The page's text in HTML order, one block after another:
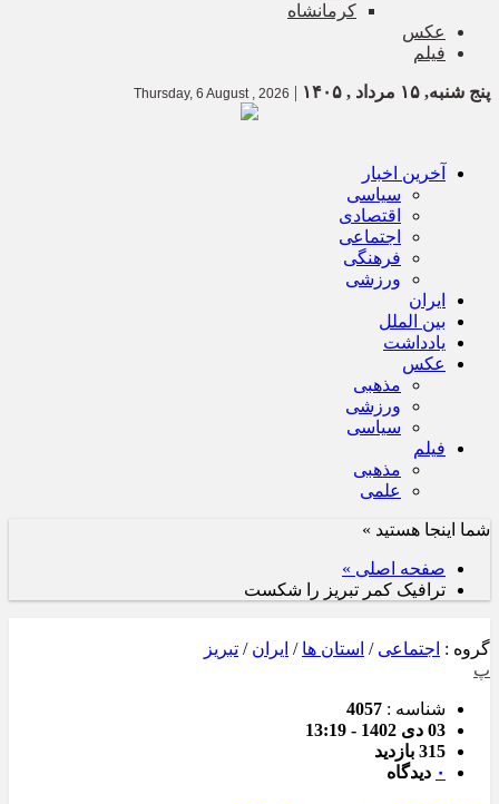
کرمانشاه
عکس
فیلم
پنج شنبه, ۱۵ مرداد , ۱۴۰۵ |
Thursday, 6 August , 2026
آخرین اخبار
سیاسی
اقتصادی
اجتماعی
فرهنگی
ورزشی
ایران
بین الملل
یادداشت
عکس
مذهبی
ورزشی
سیاسی
فیلم
مذهبی
علمی
شما اینجا هستید »
صفحه اصلی »
ترافیک کمر تبریز را شکست
گروه : اجتماعی / استان ها / ایران / تبریز
پ
شناسه : 4057
03 دی 1402 - 13:19
315 بازدید
۰ دیدگاه